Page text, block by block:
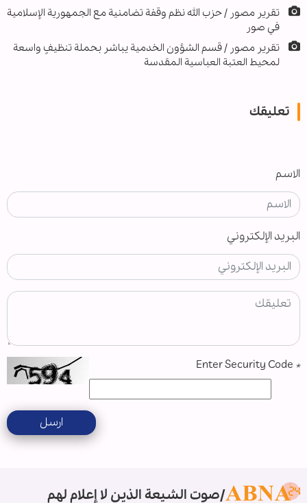
تقرير مصور / حزب الله نظم وقفة تضامنية مع الجمهورية الإسلامية
في صور
تقرير مصور / قسم الشؤون الخدمية يباشر بحملة تنظيفٍ واسعة
لمحيط العتبة العباسية المقدسة
تعليقك
الاسم
البريد الإلكتروني
*
ارسل
صوت الشيعة الذين لا إعلام لهم